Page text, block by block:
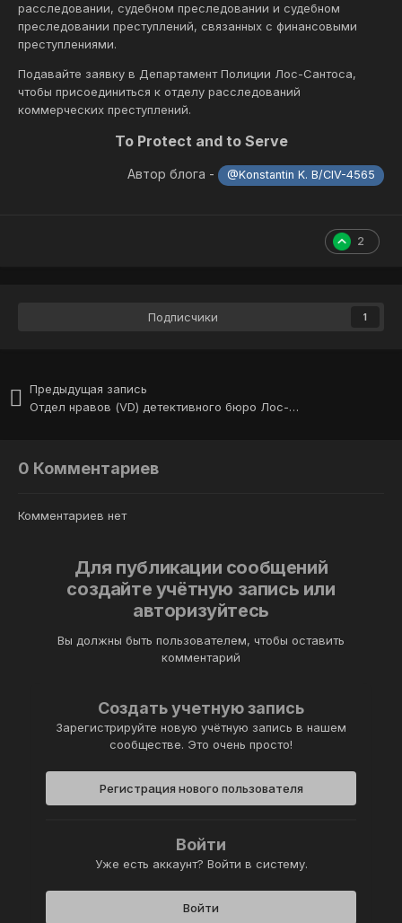
расследовании, судебном преследовании и судебном
преследовании преступлений, связанных с финансовыми
преступлениями.
Подавайте заявку в Департамент Полиции Лос-Сантоса,
чтобы присоединиться к отделу расследований
коммерческих преступлений.
To Protect and to Serve
Автор блога - @Konstantin K. B/CIV-4565
2
Подписчики 1
Предыдущая запись
Отдел нравов (VD) детективного бюро Лос-Сантоса
0 Комментариев
Комментариев нет
Для публикации сообщений
создайте учётную запись или
авторизуйтесь
Вы должны быть пользователем, чтобы оставить
комментарий
Создать учетную запись
Зарегистрируйте новую учётную запись в нашем
сообществе. Это очень просто!
Регистрация нового пользователя
Войти
Уже есть аккаунт? Войти в систему.
Войти